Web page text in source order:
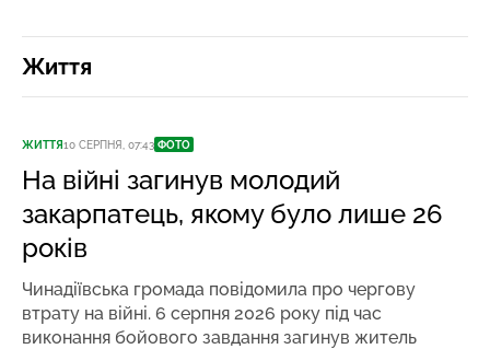
Життя
ЖИТТЯ10 СЕРПНЯ, 07:43 ФОТО
На війні загинув молодий
закарпатець, якому було лише 26
років
Чинадіївська громада повідомила про чергову
втрату на війні. 6 серпня 2026 року під час
виконання бойового завдання загинув житель